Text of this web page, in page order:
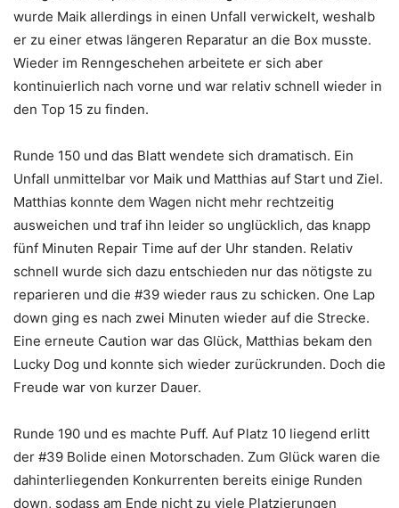
wurde Maik allerdings in einen Unfall verwickelt, weshalb
er zu einer etwas längeren Reparatur an die Box musste.
Wieder im Renngeschehen arbeitete er sich aber
kontinuierlich nach vorne und war relativ schnell wieder in
den Top 15 zu finden.
Runde 150 und das Blatt wendete sich dramatisch. Ein
Unfall unmittelbar vor Maik und Matthias auf Start und Ziel.
Matthias konnte dem Wagen nicht mehr rechtzeitig
ausweichen und traf ihn leider so unglücklich, das knapp
fünf Minuten Repair Time auf der Uhr standen. Relativ
schnell wurde sich dazu entschieden nur das nötigste zu
reparieren und die #39 wieder raus zu schicken. One Lap
down ging es nach zwei Minuten wieder auf die Strecke.
Eine erneute Caution war das Glück, Matthias bekam den
Lucky Dog und konnte sich wieder zurückrunden. Doch die
Freude war von kurzer Dauer.
Runde 190 und es machte Puff. Auf Platz 10 liegend erlitt
der #39 Bolide einen Motorschaden. Zum Glück waren die
dahinterliegenden Konkurrenten bereits einige Runden
down, sodass am Ende nicht zu viele Platzierungen